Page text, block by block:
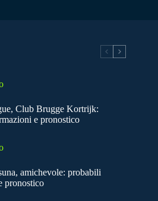
Club Brugge Kortrijk:
e pronostico
amichevole: probabili
pronostico